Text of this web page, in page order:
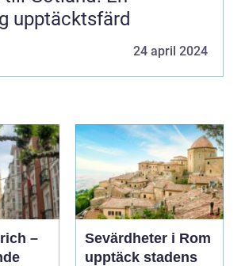
upptäcktsfärd
24 april 2024
–
Sevärdheter i Rom
upptäck stadens